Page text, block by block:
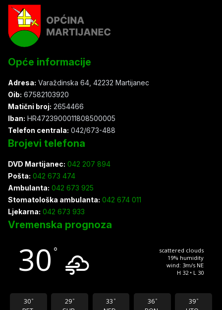
Opće informacije
Adresa: Varaždinska 64, 42232 Martijanec
Oib: 67582103920
Matični broj: 2654466
Iban: HR4723900011808500005
Telefon centrala: 042/673-488
Brojevi telefona
DVD Martijanec: 042 207 894
Pošta: 042 673 474
Ambulanta: 042 673 925
Stomatološka ambulanta: 042 674 011
Ljekarna: 042 673 933
Vremenska prognoza
30 °
scattered clouds
19% humidity
wind: 3m/s NE
H 32 • L 30
30 ° 29 ° 33 ° 36 ° 39 °